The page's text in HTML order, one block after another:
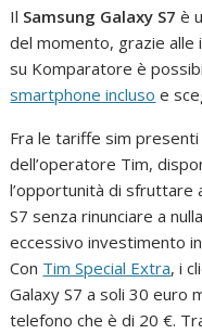
Il Samsung Galaxy S7 è
del momento, grazie alle
su Komparatore è
smartphone incluso e
Fra le tariffe sim
dell’operatore Tim,
l’opportunità di sfruttare
S7 senza rinunciare a
eccessivo investimento
Con Tim Special Extra, i
Galaxy S7 a soli 30 euro
telefono che è di 20 €.